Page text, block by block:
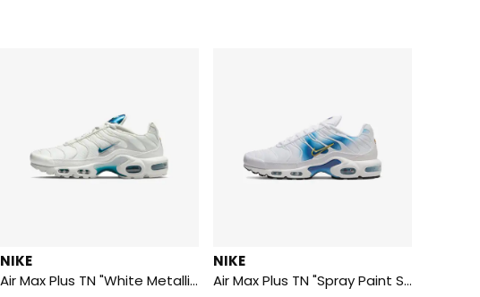
NIKE
Air Max Plus TN "White Metallic Blue"
NIKE
Air Max Plus TN "Spray Paint Swoosh"